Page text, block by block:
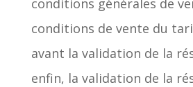
conditions générales de
conditions de vente du
avant la validation de la
enfin, la validation de la